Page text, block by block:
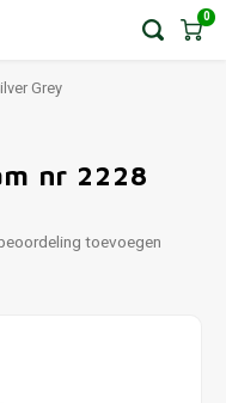
0
Grey
nr 2228
toevoegen